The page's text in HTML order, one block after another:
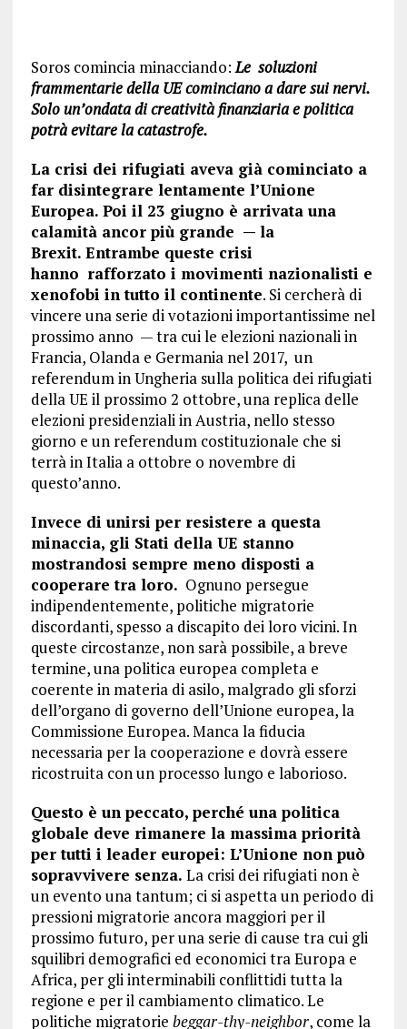
Soros comincia minacciando:Le soluzioni
frammentarie della UE cominciano a dare sui nervi.
Solo un’ondata di creatività finanziaria e politica
potrà evitare la catastrofe.
La crisi dei rifugiati aveva già cominciato a
far disintegrare lentamente l’Unione
Europea. Poi il 23 giugno è arrivata una
calamità ancor più grande — la
Brexit.Entrambe queste crisi
hanno rafforzato i movimenti nazionalisti e
xenofobi in tutto il continente. Si cercherà di
vincere una serie di votazioni importantissime nel
prossimo anno — tra cui le elezioni nazionali in
Francia, Olanda e Germania nel 2017, un
referendum in Ungheria sulla politica dei rifugiati
della UE il prossimo 2 ottobre, una replica delle
elezioni presidenziali in Austria, nello stesso
giorno e un referendum costituzionale che si
terrà in Italia a ottobre o novembre di
questo’anno.
Invece di unirsi per resistere a questa
minaccia, gli Stati della UE stanno
mostrandosi sempre meno disposti a
cooperare tra loro. Ognuno persegue
indipendentemente, politiche migratorie
discordanti, spesso a discapito dei loro vicini. In
queste circostanze, non sarà possibile, a breve
termine, una politica europea completa e
coerente in materia di asilo, malgrado gli sforzi
dell’organo di governo dell’Unione europea, la
Commissione Europea. Manca la fiducia
necessaria per la cooperazione e dovrà essere
ricostruita con un processo lungo e laborioso.
Questo è un peccato, perché una politica
globale deve rimanere la massima priorità
per tutti i leader europei: L’Unione non può
sopravvivere senza. La crisi dei rifugiati non è
un evento una tantum; ci si aspetta un periodo di
pressioni migratorie ancora maggiori per il
prossimo futuro, per una serie di cause tra cui gli
squilibri demografici ed economici tra Europa e
Africa, per gli interminabili conflittidi tutta la
regione e per il cambiamento climatico. Le
politiche migratorie beggar-thy-neighbor, come la